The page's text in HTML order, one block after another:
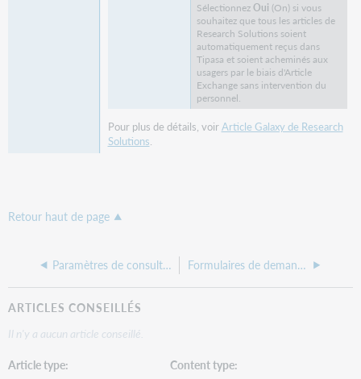
SélectionnezOui (On) si vous
souhaitez que tous les articles de
Research Solutions soient
automatiquement reçus dans
Tipasa et soient acheminés aux
usagers par le biais d'Article
Exchange sans intervention du
personnel.
Pour plus de détails, voirArticle Galaxy de Research
Solutions.
Retour haut de page
Paramètres de consultation d'Article Exchange Formulaires de demande
ARTICLES CONSEILLÉS
Il n'y a aucun article conseillé.
Article type
Content type